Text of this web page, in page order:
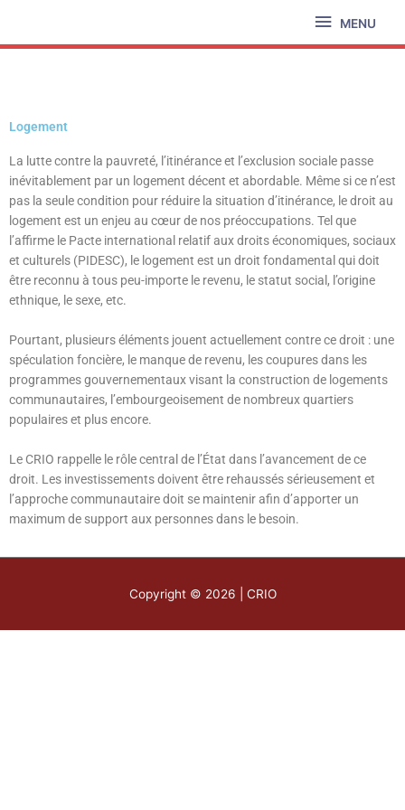
contenu
MENU
MENU
Logement
La lutte contre la pauvreté, l’itinérance et l’exclusion sociale passe
inévitablement par un logement décent et abordable. Même si ce n’est
pas la seule condition pour réduire la situation d’itinérance, le droit au
logement est un enjeu au cœur de nos préoccupations. Tel que
l’affirme le Pacte international relatif aux droits économiques, sociaux
et culturels (PIDESC), le logement est un droit fondamental qui doit
être reconnu à tous peu-importe le revenu, le statut social, l’origine
ethnique, le sexe, etc.
Pourtant, plusieurs éléments jouent actuellement contre ce droit : une
spéculation foncière, le manque de revenu, les coupures dans les
programmes gouvernementaux visant la construction de logements
communautaires, l’embourgeoisement de nombreux quartiers
populaires et plus encore.
Le CRIO rappelle le rôle central de l’État dans l’avancement de ce
droit. Les investissements doivent être rehaussés sérieusement et
l’approche communautaire doit se maintenir afin d’apporter un
maximum de support aux personnes dans le besoin.
Copyright © 2026 | CRIO